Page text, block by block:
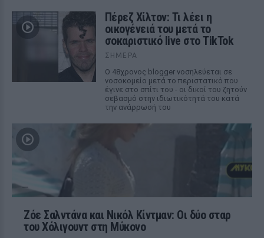
Πέρεζ Χίλτον: Τι λέει η
οικογένειά του μετά το
σοκαριστικό live στο TikTok
ΣΉΜΕΡΑ
Ο 48χρονος blogger νοσηλεύεται σε
νοσοκομείο μετά το περιστατικό που
έγινε στο σπίτι του - οι δικοί του ζητούν
σεβασμό στην ιδιωτικότητά του κατά
την ανάρρωσή του
Ζόε Σαλντάνα και Νικόλ Κίντμαν: Οι δύο σταρ
του Χόλιγουντ στη Μύκονο